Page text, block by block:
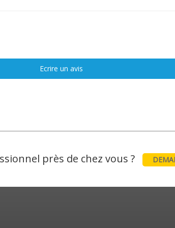
Ecrire un avis
près de chez vous ?